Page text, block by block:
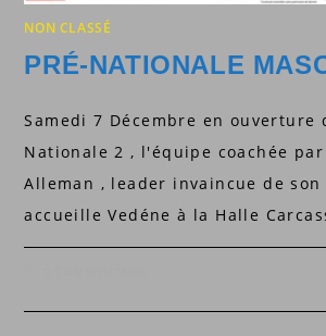
NON CLASSÉ
PRÉ-NATIONALE
Samedi 7 Décembre en ouverture
Nationale 2 , l'équipe coachée par
Alleman , leader invaincue de
accueille Vedéne à la Halle